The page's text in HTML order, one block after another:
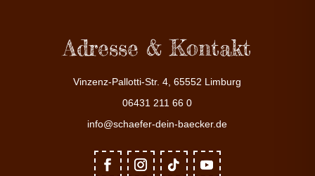
Adresse & Kontakt
Vinzenz-Pallotti-Str. 4, 65552 Limburg
06431 211 66 0
info@schaefer-dein-baecker.de